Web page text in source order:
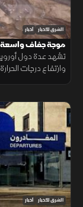
الشرق للأخبار أخبار
موجة جفاف واسعة
تشهد عدة دول
وارتفاع درجات
الشرق للأخبار أخبار